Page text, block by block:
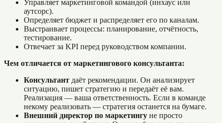
Управляет маркетинговой командой (инхаус или
аутсорс).
Определяет бюджет и распределяет его по каналам.
Выстраивает процессы: планирование, отчётность,
тестирование.
Отвечает за KPI перед руководством компании.
Чем отличается от маркетингового консультанта:
Консультант даёт рекомендации. Он анализирует
ситуацию, пишет стратегию и передаёт её вам.
Реализация — ваша ответственность. Если в команде
некому реализовать — стратегия останется на бумаге.
Внешний директор по маркетингу не просто